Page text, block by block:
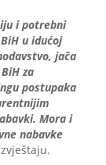
i potrebni
u idućoj
jača
za
postupaka
Mora i
nabavke